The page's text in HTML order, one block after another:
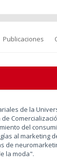
Publicaciones
de la
de
del
al marketing
de
la moda".